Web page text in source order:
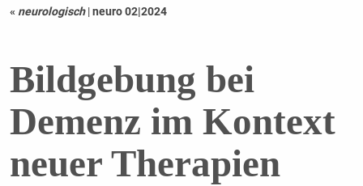
« neurologisch |neuro 02|2024
Bildgebung bei
Demenz im Kontext
neuer Therapien